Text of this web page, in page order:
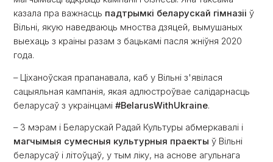
казала пра важнасць падтрымкі беларускай гімназіі ў
Вільні, якую наведваюць мноства дзяцей, вымушаных
выехаць з краіны разам з бацькамі пасля жніўня 2020
года.
– Ціханоўская прапанавала, каб у Вільні з'явілася
сацыяльная кампанія, якая адлюстроўвае салідарнасць
беларусаў з украінцамі#BelarusWithUkraine.
– З мэрам і Беларускай Радай Культуры абмеркавалі і
магчымыя сумесныя культурныя праекты ў Вільні
беларусаў і літоўцаў, у тым ліку, на аснове агульнага